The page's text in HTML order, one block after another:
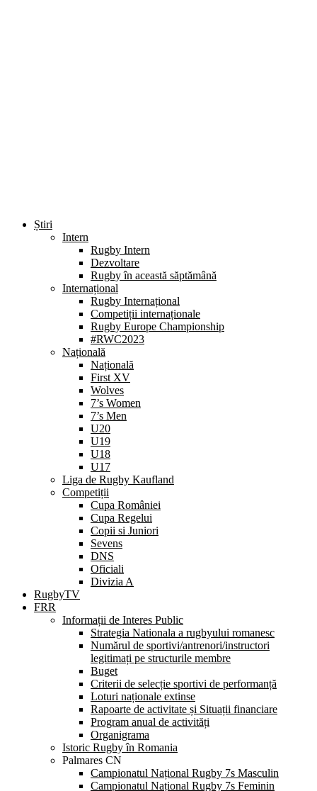
Știri
Intern
Rugby Intern
Dezvoltare
Rugby în această săptămână
Internațional
Rugby Internațional
Competiții internaționale
Rugby Europe Championship
#RWC2023
Națională
Națională
First XV
Wolves
7’s Women
7’s Men
U20
U19
U18
U17
Liga de Rugby Kaufland
Competiții
Cupa României
Cupa Regelui
Copii si Juniori
Sevens
DNS
Oficiali
Divizia A
RugbyTV
FRR
Informații de Interes Public
Strategia Nationala a rugbyului romanesc
Numărul de sportivi/antrenori/instructori
legitimați pe structurile membre
Buget
Criterii de selecție sportivi de performanță
Loturi naționale extinse
Rapoarte de activitate și Situații financiare
Program anual de activități
Organigrama
Istoric Rugby în Romania
Palmares CN
Campionatul Național Rugby 7s Masculin
Campionatul Național Rugby 7s Feminin